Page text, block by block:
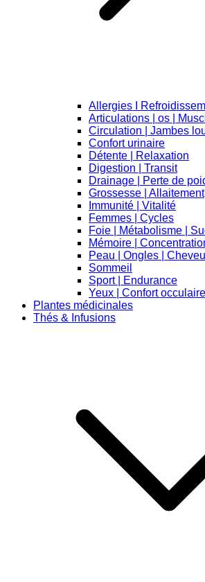
Allergies I
Articulations | os |
Circulation | Jambes
Confort urinaire
Détente | Relaxation
Digestion | Transit
Drainage | Perte de
Grossesse | Allaitement
Immunité | Vitalité
Femmes | Cycles
Foie | Métabolisme |
Mémoire |
Peau | Ongles |
Sommeil
Sport | Endurance
Yeux | Confort occulaire
Plantes médicinales
Thés & Infusions